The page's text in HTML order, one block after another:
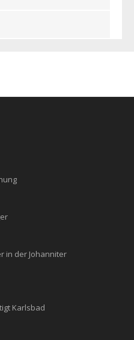
in der Johanniter
Karlsbad